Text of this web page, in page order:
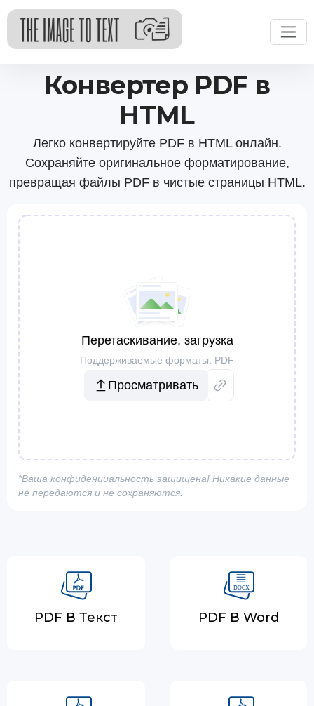
Конвертер PDF в
HTML
Легко конвертируйте PDF в HTML онлайн.
Сохраняйте оригинальное форматирование,
превращая файлы PDF в чистые страницы HTML.
Перетаскивание, загрузка
Поддерживаемые форматы: PDF
Просматривать
*Ваша конфиденциальность защищена! Никакие данные
не передаются и не сохраняются.
PDF В Текст PDF В Word